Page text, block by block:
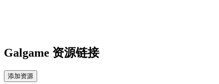
Galgame 资源链接
添加资源